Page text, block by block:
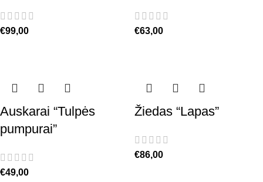
€99,00 €63,00
Auskarai “Tulpės
pumpurai”
€49,00
Žiedas “Lapas”
€86,00